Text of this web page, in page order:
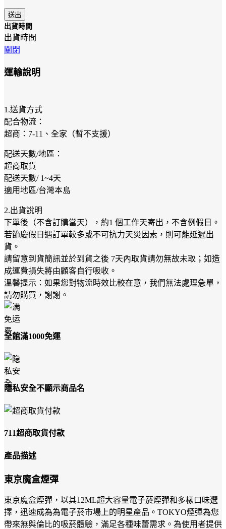
出貨時間
出貨時間
關閉
運輸說明
1.送貨方式
配合物流：
超商：7-11、全家（暫不支援）
配送天數/地區：
超商取貨
配送天數/ 1~4天
適用地區/台灣本島
2.出貨說明
下單後（不含訂購當天），約1 個工作天寄出，不含例假日。
若節慶假日遇訂單較多或不可抗力天災因素，則可能延遲出
貨。
請留意到貨簡訊並於到貨之後 7天內取貨請勿無故未取；如造
成運費損失將由顧客自行吸收。
溫馨提示：如果您對物流時效比較在意，我們無法處理急單，
請勿購買，謝謝。
全館滿1000免運
隱私安全不顯示商品名
711超商取貨付款
產品描述
東京魔盒煙彈
東京魔盒煙彈，以其12ML超大容量電子菸煙彈和多樣口味選
擇，迅速成為為電子菸市場上的明星產品。TOKYO煙彈為您
帶來無與倫比的吸菸體驗，滿足各種味蕾需求。為使用者提供